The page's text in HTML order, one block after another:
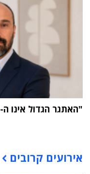
"האתגר הגדול אינו ה-AI אלא הטמעתה בארגון"
אירועים קרובים